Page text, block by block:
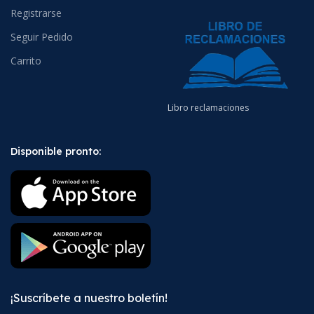
Registrarse
Seguir Pedido
Carrito
Libro reclamaciones
Disponible pronto:
¡Suscríbete a nuestro boletín!